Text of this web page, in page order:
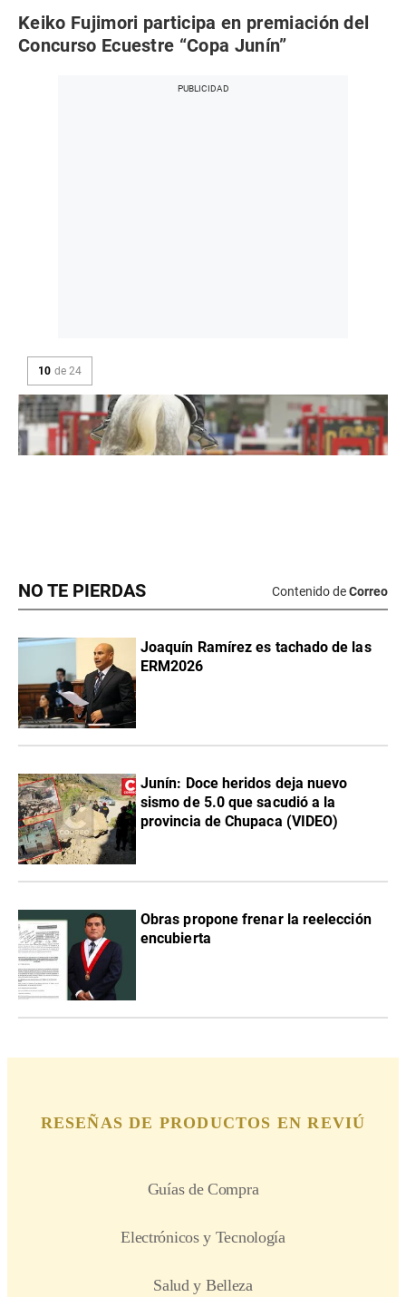
NO TE PIERDAS Contenido deCorreo
Joaquín Ramírez es tachado de las
ERM2026
Junín: Doce heridos deja nuevo
sismo de 5.0 que sacudió a la
provincia de Chupaca (VIDEO)
Obras propone frenar la reelección
encubierta